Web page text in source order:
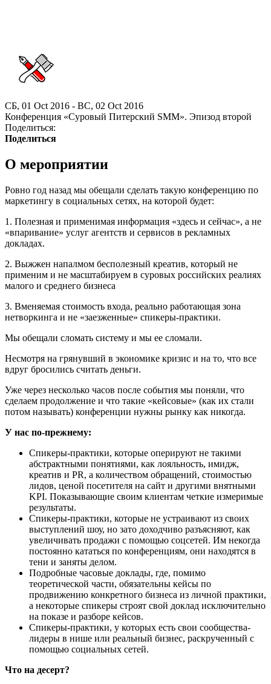
СБ, 01 Oct 2016 - ВС, 02 Oct 2016
Конференция «Суровый Питерский SMM». Эпизод второй
Поделиться:
Поделиться
О мероприятии
Ровно год назад мы обещали сделать такую конференцию по
маркетингу в социальных сетях, на которой будет:
1. Полезная и применимая информация «здесь и сейчас», а не
«впаривание» услуг агентств и сервисов в рекламных
докладах.
2. Выжжен напалмом бесполезный креатив, который не
применим и не масштабируем в суровых российских реалиях
малого и среднего бизнеса
3. Вменяемая стоимость входа, реально работающая зона
нетворкинга и не «заезженные» спикеры-практики.
Мы обещали сломать систему и мы ее сломали.
Несмотря на грянувший в экономике кризис и на то, что все
вдруг бросились считать деньги.
Уже через несколько часов после события мы поняли, что
сделаем продолжение и что такие «кейсовые» (как их стали
потом называть) конференции нужны рынку как никогда.
У нас по-прежнему:
Спикеры-практики, которые оперируют не такими
абстрактными понятиями, как лояльность, имидж,
креатив и PR, а количеством обращений, стоимостью
лидов, ценой посетителя на сайт и другими внятными
KPI. Показывающие своим клиентам четкие измеримые
результаты.
Спикеры-практики, которые не устраивают из своих
выступлений шоу, но зато доходчиво разъясняют, как
увеличивать продажи с помощью соцсетей. Им некогда
постоянно кататься по конференциям, они находятся в
тени и заняты делом.
Подробные часовые доклады, где, помимо
теоретической части, обязательны кейсы по
продвижению конкретного бизнеса из личной практики,
а некоторые спикеры строят свой доклад исключительно
на показе и разборе кейсов.
Спикеры-практики, у которых есть свои сообщества-
лидеры в нише или реальный бизнес, раскрученный с
помощью социальных сетей.
Что на десерт?